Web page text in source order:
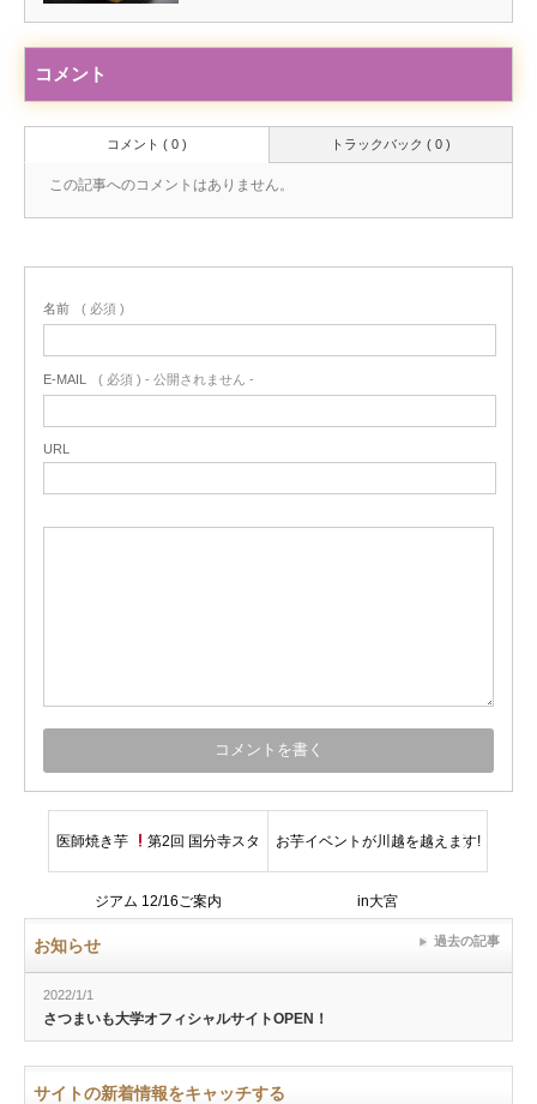
コメント
トラックバック ( 0 )
コメント ( 0 )
この記事へのコメントはありません。
名前 ( 必須 )
E-MAIL ( 必須 ) - 公開されません -
URL
医師焼き芋 第2回 国分寺スタ
ジアム 12/16ご案内
お芋イベントが川越を越えます!
in大宮
お知らせ
2022/1/1
さつまいも大学オフィシャルサイトOPEN！
過去の記事
サイトの新着情報をキャッチする